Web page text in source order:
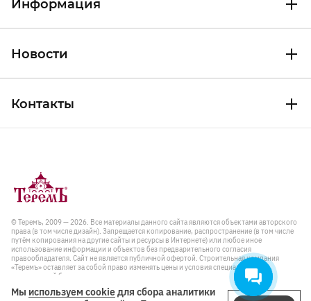
Мы используем cookieдля сбора аналитики
Информация
Новости
Контакты
© Теремъ, 2009 — 2026. Все материалы данного сайта являются объектами авторского
права (в том числе дизайн). Запрещается копирование, распространение (в том числе
путём копирования на другие сайты и ресурсы в Интернете) или любое иное
использование информации и объектов без предварительного согласия
правообладателя. Cайт не является публичной офертой. Строительная компания
«Теремъ» оставляет за собой право изменять цены и условия специальных
предложений без предварительного уведомления.
Политика в отношении обработки персональных данных и правила пользования